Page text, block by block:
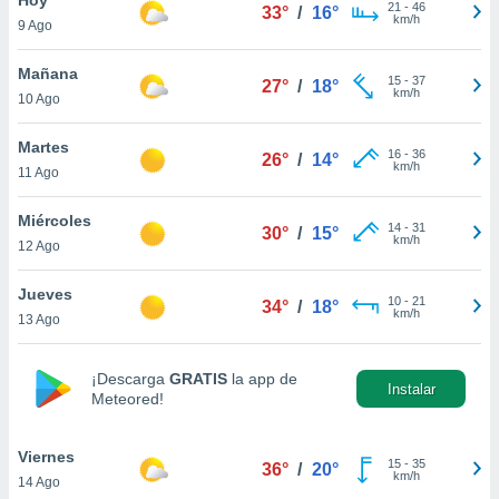
en
más
nuestra
de
aceptar
de
9 Ago
33° / 16° 21 - 46
km/h
Mañana
10 Ago
27° / 18° 15- 37
km/h
Martes
11 Ago
26° / 14° 16- 36
km/h
Miércoles
12 Ago
30° / 15° 14- 31
km/h
Jueves
13 Ago
34° / 18° 10- 21
km/h
¡Descarga GRATIS la app de
Meteored!
Instalar
Viernes
14 Ago
36° / 20° 15- 35
km/h